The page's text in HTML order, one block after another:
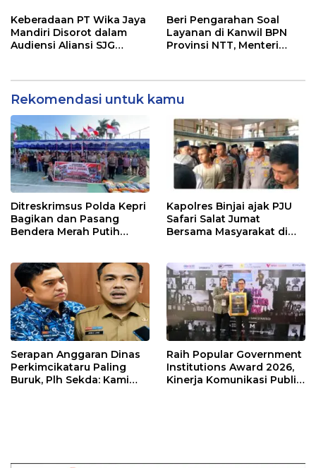
Keberadaan PT Wika Jaya
Mandiri Disorot dalam
Audiensi Aliansi SJG
Beri Pengarahan Soal
Layanan di Kanwil BPN
Provinsi NTT, Menteri
Rekomendasi untuk kamu
Ditreskrimsus Polda Kepri
Bagikan dan Pasang
Bendera Merah Putih
Kebangsaan.
Kapolres Binjai ajak PJU
Safari Salat Jumat
Bersama Masyarakat di
Serapan Anggaran Dinas
Perkimcikataru Paling
Buruk, Plh Sekda: Kami
Raih Popular Government
Institutions Award 2026,
Kinerja Komunikasi Publik